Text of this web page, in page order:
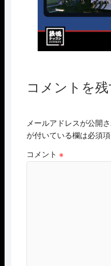
コメントを残
メールアドレスが公開
が付いている欄は必須
コメント ※